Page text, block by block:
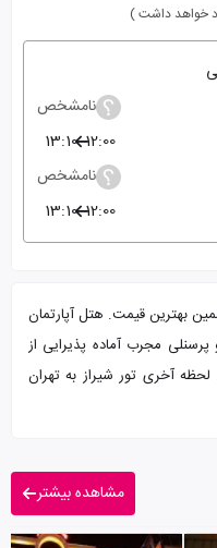
خواهد داشت )
نامشخص
12:00
13:10
نامشخص
12:00
13:10
بهترین قیمت. هتل آپارتمان
و پرسنلی مجرب آماده پذیرایی از
آخری تور شیراز به تهران
مشاهده بیشتر